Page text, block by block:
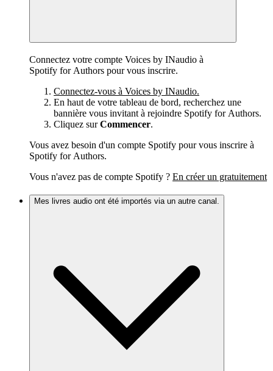
Connectez votre compte Voices by INaudio à
Spotify for Authors pour vous inscrire.
Connectez-vous à Voices by INaudio.
En haut de votre tableau de bord, recherchez une
bannière vous invitant à rejoindre Spotify for Authors.
Cliquez surCommencer.
Vous avez besoin d'un compte Spotify pour vous inscrire à
Spotify for Authors.
Vous n'avez pas de compte Spotify ? En créer un gratuitement
Mes livres audio ont été importés via un autre canal.